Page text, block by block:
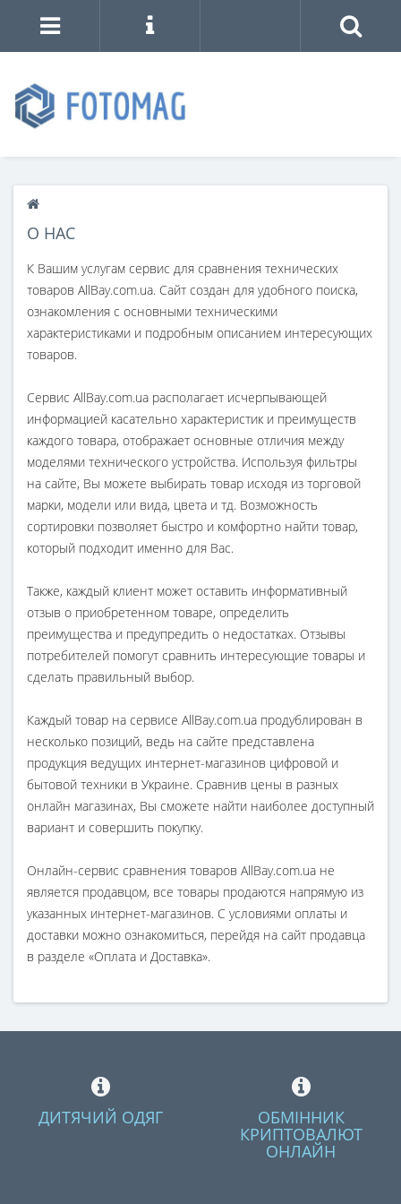
О НАС
К Вашим услугам сервис для сравнения технических
товаров AllBay.com.ua. Сайт создан для удобного поиска,
ознакомления с основными техническими
характеристиками и подробным описанием интересующих
товаров.
Сервис AllBay.com.ua располагает исчерпывающей
информацией касательно характеристик и преимуществ
каждого товара, отображает основные отличия между
моделями технического устройства. Используя фильтры
на сайте, Вы можете выбирать товар исходя из торговой
марки, модели или вида, цвета и тд. Возможность
сортировки позволяет быстро и комфортно найти товар,
который подходит именно для Вас.
Также, каждый клиент может оставить информативный
отзыв о приобретенном товаре, определить
преимущества и предупредить о недостатках. Отзывы
потребителей помогут сравнить интересующие товары и
сделать правильный выбор.
Каждый товар на сервисе AllBay.com.ua продублирован в
несколько позиций, ведь на сайте представлена
продукция ведущих интернет-магазинов цифровой и
бытовой техники в Украине. Сравнив цены в разных
онлайн магазинах, Вы сможете найти наиболее доступный
вариант и совершить покупку.
Онлайн-сервис сравнения товаров AllBay.com.ua не
является продавцом, все товары продаются напрямую из
указанных интернет-магазинов. С условиями оплаты и
доставки можно ознакомиться, перейдя на сайт продавца
в разделе «Оплата и Доставка».
ДИТЯЧИЙ ОДЯГ ОБМІННИК
КРИПТОВАЛЮТ
ОНЛАЙН